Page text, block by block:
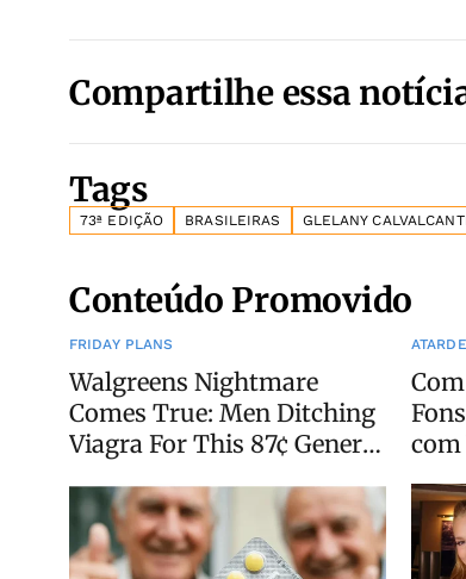
Compartilhe essa
Tags
73ª EDIÇÃO BRASILEIRAS GLELANY